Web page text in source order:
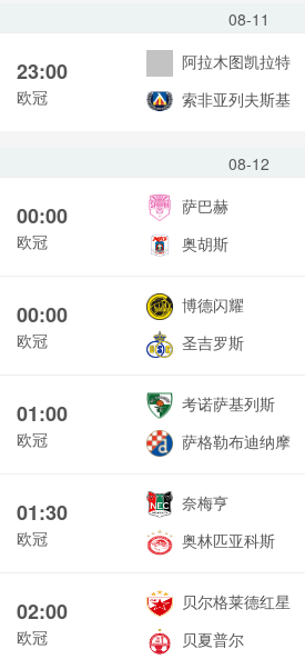
08-11
23:00
欧冠
阿拉木图凯拉特
索非亚列夫斯基
08-12
00:00
欧冠
萨巴赫
奥胡斯
00:00
欧冠
博德闪耀
圣吉罗斯
01:00
欧冠
考诺萨基列斯
萨格勒布迪纳摩
01:30
欧冠
奈梅亨
奥林匹亚科斯
02:00
欧冠
贝尔格莱德红星
贝夏普尔